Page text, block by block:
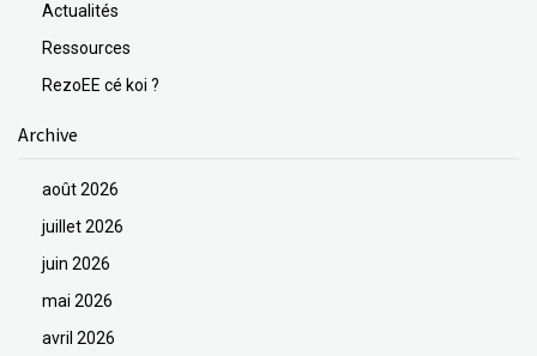
Actualités
Ressources
RezoEE cé koi ?
Archive
août 2026
juillet 2026
juin 2026
mai 2026
avril 2026